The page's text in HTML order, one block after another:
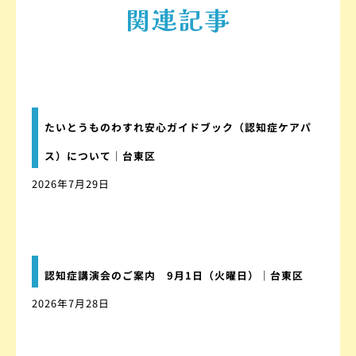
関連記事
たいとうものわすれ安心ガイドブック（認知症ケアパ
ス）について｜台東区
2026年7月29日
認知症講演会のご案内 9月1日（火曜日）｜台東区
2026年7月28日